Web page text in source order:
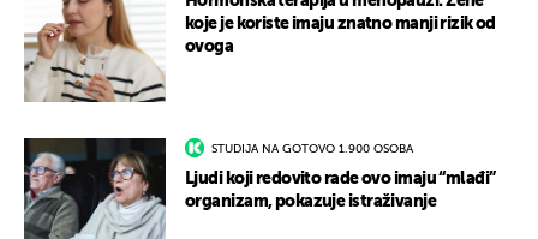
koje je koriste imaju znatno manji rizik od
ovoga
STUDIJA NA GOTOVO 1.900 OSOBA
Ljudi koji redovito rade ovo imaju “mlađi”
organizam, pokazuje istraživanje